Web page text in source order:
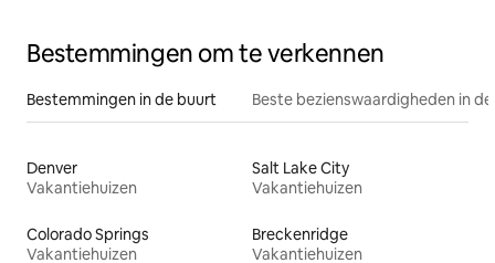
Bestemmingen om te verkennen
Bestemmingen in de buurt Beste bezienswaardigheden in
Denver
Vakantiehuizen
Salt Lake City
Vakantiehuizen
Colorado Springs
Vakantiehuizen
Breckenridge
Vakantiehuizen